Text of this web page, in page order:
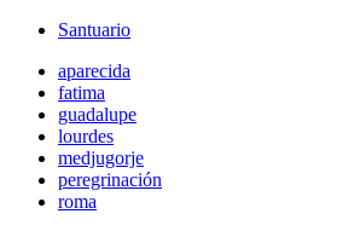
Santuario
aparecida
fatima
guadalupe
lourdes
medjugorje
peregrinación
roma